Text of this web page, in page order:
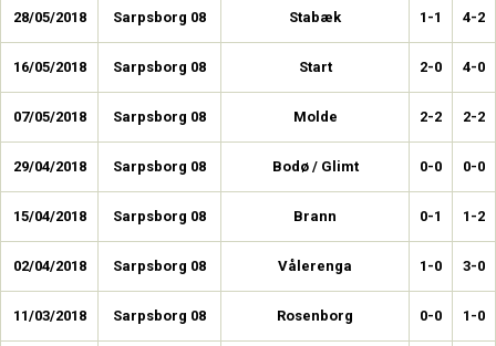
28/05/2018 Sarpsborg 08 Stabæk 1-1 4-2
16/05/2018 Sarpsborg 08 Start 2-0 4-0
07/05/2018 Sarpsborg 08 Molde 2-2 2-2
29/04/2018 Sarpsborg 08 Bodø / Glimt 0-0 0-0
15/04/2018 Sarpsborg 08 Brann 0-1 1-2
02/04/2018 Sarpsborg 08 Vålerenga 1-0 3-0
11/03/2018 Sarpsborg 08 Rosenborg 0-0 1-0